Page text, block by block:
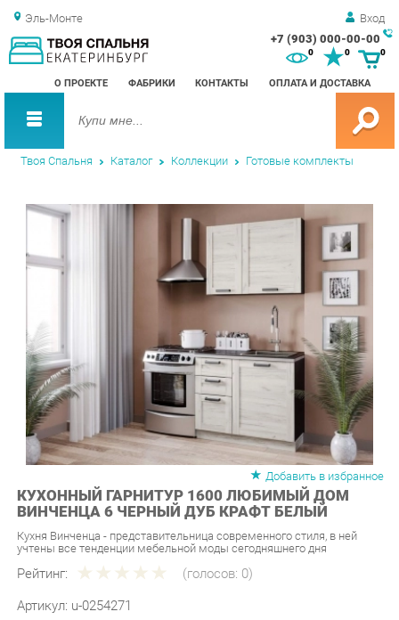
Эль-Монте Вход
+7 (903) 000-00-00
О ПРОЕКТЕ ФАБРИКИ КОНТАКТЫ ОПЛАТА И ДОСТАВКА
0 0
Твоя Спальня Каталог Коллекции Готовые комплекты
Добавить в избранное
КУХОННЫЙ ГАРНИТУР 1600 ЛЮБИМЫЙ ДОМ
ВИНЧЕНЦА 6 ЧЕРНЫЙ ДУБ КРАФТ БЕЛЫЙ
Кухня Винченца - представительница современного стиля, в ней
Рейтинг: (голосов: 0)
Артикул: u-0254271